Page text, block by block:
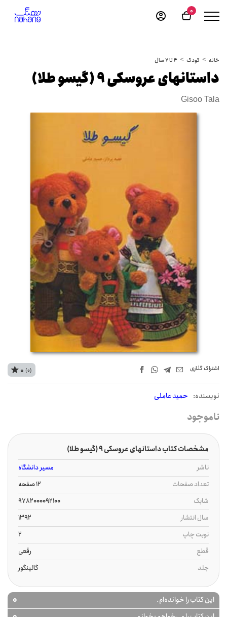
0
خانه کودک 4 تا 7 سال
داستانهای عروسکی 9 (گیسو طلا)
Gisoo Tala
اشتراک‌ گذاری
نويسنده: حمید عاملی
0 (0)
ناموجود
مشخصات کتاب داستانهای عروسکی 9 (گیسو طلا)
ناشر
مسیر دانشگاه
تعداد صفحات
12 صفحه
شابک
9782000092100
سال انتشار
1392
نوبت چاپ
2
قطع
رقعی
جلد
گالینگور
این کتاب را خوانده‌ام. 0